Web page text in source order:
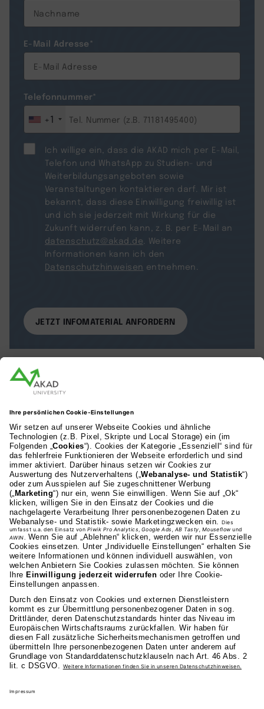
E-Mail Adresse *
Telefonnummer*
+1
Ich willige ein, dass die AKAD mich per E-Mail,
Telefon und WhatsApp zu Studien- und
Weiterbildungsangeboten sowie
Veranstaltungen kontaktieren darf. Mir ist
bekannt, dass diese Einwilligung freiwillig ist
und ich sie jederzeit mit Wirkung für die
Zukunft widerrufen kann, z. B. per E-Mail an
datenschutz@akad.de . Weitere
Informationen kann ich den
Datenschutzhinweisen entnehmen.
AKAD Bildungsgesellschaft mbH
Heilbronner Strasse 86
70191 Stuttgart
0711 81495-400
Studienangebot
Fakultäten
AKAD